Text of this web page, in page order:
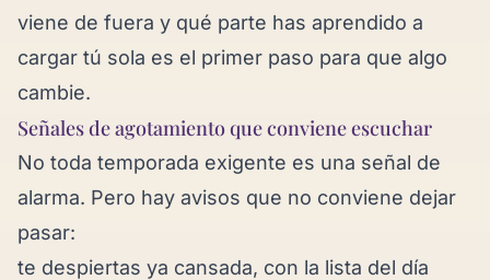
viene de fuera y qué parte has aprendido a
cargar tú sola es el primer paso para que algo
cambie.
Señales de agotamiento que conviene escuchar
No toda temporada exigente es una señal de
alarma. Pero hay avisos que no conviene dejar
pasar:
te despiertas ya cansada, con la lista del día